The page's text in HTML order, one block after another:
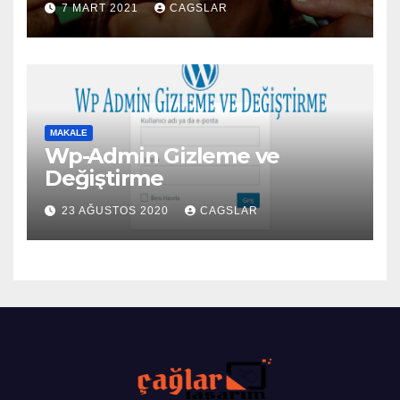
7 MART 2021 CAGSLAR
MAKALE
Wp-Admin Gizleme ve
Değiştirme
23 AĞUSTOS 2020 CAGSLAR